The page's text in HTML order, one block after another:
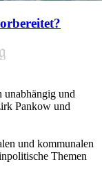
und
Pankow und
und kommunalen
Themen